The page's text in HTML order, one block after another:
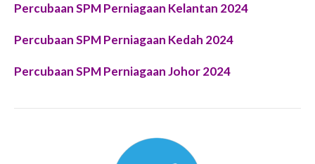
Percubaan SPM Perniagaan Kelantan 2024
Percubaan SPM Perniagaan Kedah 2024
Percubaan SPM Perniagaan Johor 2024